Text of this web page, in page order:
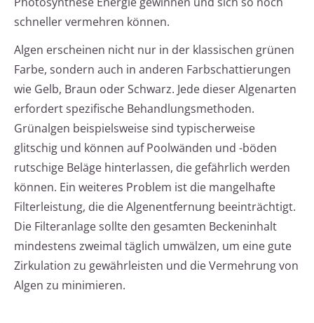
schneller vermehren können.
Algen erscheinen nicht nur in der klassischen grünen
Farbe, sondern auch in anderen Farbschattierungen
wie Gelb, Braun oder Schwarz. Jede dieser Algenarten
erfordert spezifische Behandlungsmethoden.
Grünalgen beispielsweise sind typischerweise
glitschig und können auf Poolwänden und -böden
rutschige Beläge hinterlassen, die gefährlich werden
können. Ein weiteres Problem ist die mangelhafte
Filterleistung, die die Algenentfernung beeinträchtigt.
Die Filteranlage sollte den gesamten Beckeninhalt
mindestens zweimal täglich umwälzen, um eine gute
Zirkulation zu gewährleisten und die Vermehrung von
Algen zu minimieren.